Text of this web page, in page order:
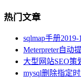
热门文章
sqlmap手册2019-
Meterpreter自动
大型网站SEO策
mysql删除指定